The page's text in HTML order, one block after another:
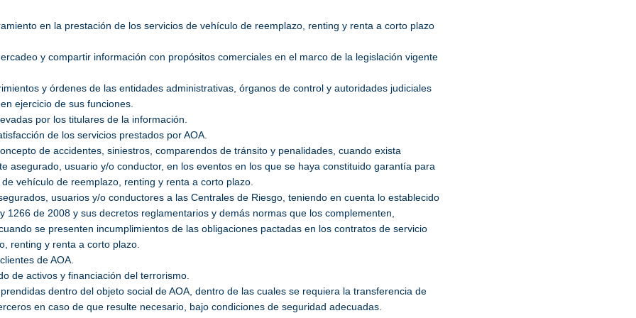
en la prestación de los servicios de vehículo de reemplazo, renting y renta a corto plazo
y compartir información con propósitos comerciales en el marco de la legislación vigente
y órdenes de las entidades administrativas, órganos de control y autoridades judiciales
ejercicio de sus funciones.
por los titulares de la información.
de los servicios prestados por AOA.
de accidentes, siniestros, comparendos de tránsito y penalidades, cuando exista
asegurado, usuario y/o conductor, en los eventos en los que se haya constituido garantía para
vehículo de reemplazo, renting y renta a corto plazo.
usuarios y/o conductores a las Centrales de Riesgo, teniendo en cuenta lo establecido
1266 de 2008 y sus decretos reglamentarios y demás normas que los complementen,
se presenten incumplimientos de las obligaciones pactadas en los contratos de servicio
renting y renta a corto plazo.
de AOA.
de activos y financiación del terrorismo.
dentro del objeto social de AOA, dentro de las cuales se requiera la transferencia de
en caso de que resulte necesario, bajo condiciones de seguridad adecuadas.